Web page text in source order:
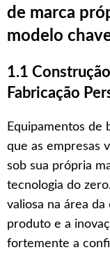
de marca
modelo
1.1
Fabricação
Equipamentos de
que as empresas
sob sua própria
tecnologia do
valiosa na área
produto e a
fortemente a